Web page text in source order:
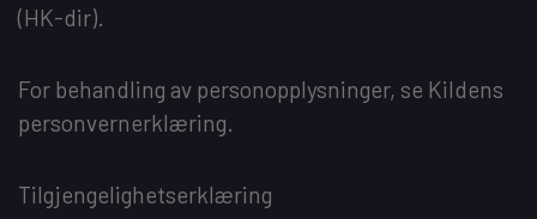
(HK-dir).
For behandling av personopplysninger, se Kildens
personvernerklæring.
Tilgjengelighetserklæring